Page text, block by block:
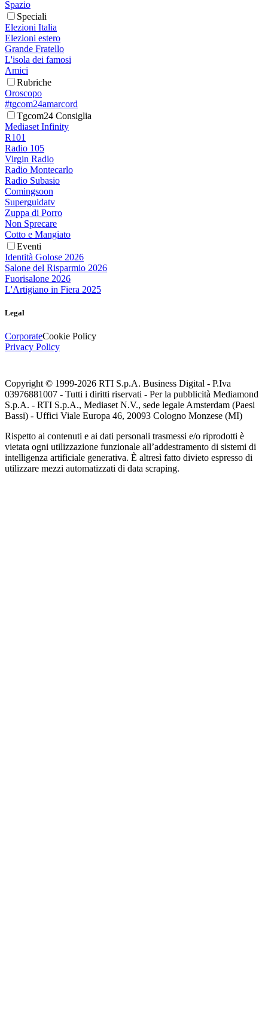
Spazio
Speciali
Elezioni Italia
Elezioni estero
Grande Fratello
L'isola dei famosi
Amici
Rubriche
Oroscopo
#tgcom24amarcord
Tgcom24 Consiglia
Mediaset Infinity
R101
Radio 105
Virgin Radio
Radio Montecarlo
Radio Subasio
Comingsoon
Superguidatv
Zuppa di Porro
Non Sprecare
Cotto e Mangiato
Eventi
Identità Golose 2026
Salone del Risparmio 2026
Fuorisalone 2026
L'Artigiano in Fiera 2025
Legal
CorporateCookie Policy
Privacy Policy
Copyright © 1999-2026 RTI S.p.A. Business Digital - P.Iva
03976881007 - Tutti i diritti riservati - Per la pubblicità Mediamond
S.p.A. - RTI S.p.A., Mediaset N.V., sede legale Amsterdam (Paesi
Bassi) - Uffici Viale Europa 46, 20093 Cologno Monzese (MI)
Rispetto ai contenuti e ai dati personali trasmessi e/o riprodotti è
vietata ogni utilizzazione funzionale all’addestramento di sistemi di
intelligenza artificiale generativa. È altresì fatto divieto espresso di
utilizzare mezzi automatizzati di data scraping.